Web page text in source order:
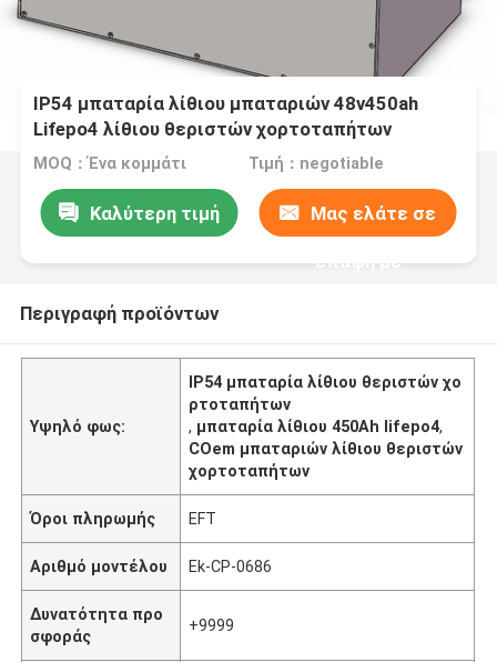
IP54 μπαταρία λίθιου μπαταριών 48v450ah
Lifepo4 λίθιου θεριστών χορτοταπήτων
MOQ：Ένα κομμάτι Τιμή：negotiable
Καλύτερη τιμή Μας ελάτε σε
επαφή με
Περιγραφή προϊόντων
Υψηλό φως:
IP54 μπαταρία λίθιου θεριστών χο
ρτοταπήτων
, μπαταρία λίθιου 450Ah lifepo4,
COem μπαταριών λίθιου θεριστών
χορτοταπήτων
Όροι πληρωμής EFT
Αριθμό μοντέλου Ek-CP-0686
Δυνατότητα προ
σφοράς
+9999